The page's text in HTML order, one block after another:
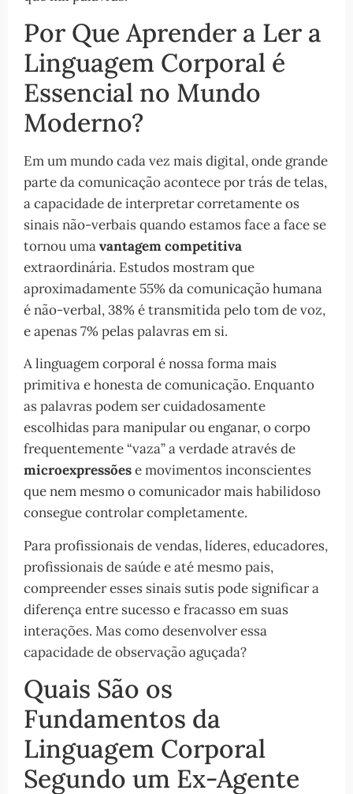
Por Que Aprender a Ler a
Linguagem Corporal é
Essencial no Mundo
Moderno?
Em um mundo cada vez mais digital, onde grande
parte da comunicação acontece por trás de telas,
a capacidade de interpretar corretamente os
sinais não-verbais quando estamos face a face se
tornou umavantagem competitiva
extraordinária. Estudos mostram que
aproximadamente 55% da comunicação humana
é não-verbal, 38% é transmitida pelo tom de voz,
e apenas 7% pelas palavras em si.
A linguagem corporal é nossa forma mais
primitiva e honesta de comunicação. Enquanto
as palavras podem ser cuidadosamente
escolhidas para manipular ou enganar, o corpo
frequentemente “vaza” a verdade através de
microexpressõese movimentos inconscientes
que nem mesmo o comunicador mais habilidoso
consegue controlar completamente.
Para profissionais de vendas, líderes, educadores,
profissionais de saúde e até mesmo pais,
compreender esses sinais sutis pode significar a
diferença entre sucesso e fracasso em suas
interações. Mas como desenvolver essa
capacidade de observação aguçada?
Quais São os
Fundamentos da
Linguagem Corporal
Segundo um Ex-Agente